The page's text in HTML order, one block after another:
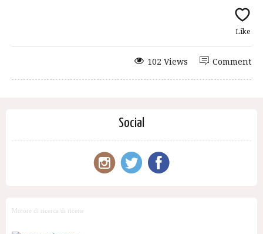
Like
Comment
102 Views
Social
Motore di ricerca di ricette